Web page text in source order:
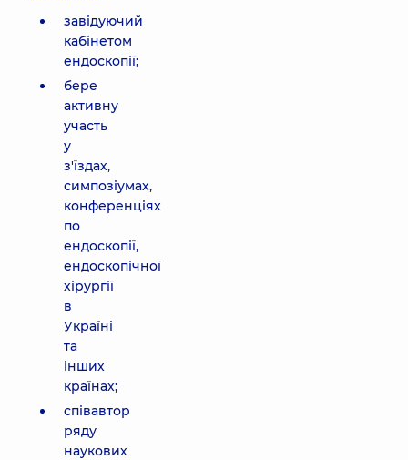
завідуючий
кабінетом
ендоскопії;
бере
активну
участь
у
з'їздах,
симпозіумах,
конференціях
по
ендоскопії,
ендоскопічної
хірургії
в
Україні
та
інших
країнах;
співавтор
ряду
наукових